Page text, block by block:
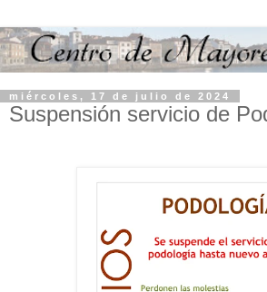
miércoles, 17 de julio de 2024
Suspensión servicio de